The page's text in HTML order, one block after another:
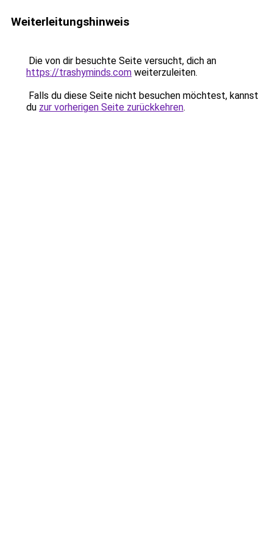
Weiterleitungshinweis
Die von dir besuchte Seite versucht, dich an
https://trashyminds.com weiterzuleiten.
Falls du diese Seite nicht besuchen möchtest, kannst
du zur vorherigen Seite zurückkehren.